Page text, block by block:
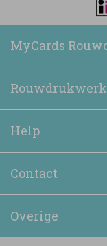
MyCards
Rouwdrukwerk
Help
Contact
Overige